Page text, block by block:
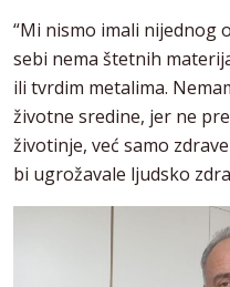
“Mi nismo imali nijednog
sebi nema štetnih
ili tvrdim metalima.
životne sredine, jer ne
životinje, već samo
bi ugrožavale ljudsko